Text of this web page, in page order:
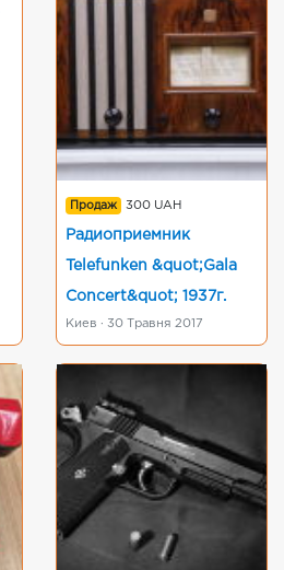
Продаж 300 UAH
Радиоприемник
Telefunken &quot;Gala
Concert&quot; 1937г.
Киев · 30 Травня 2017